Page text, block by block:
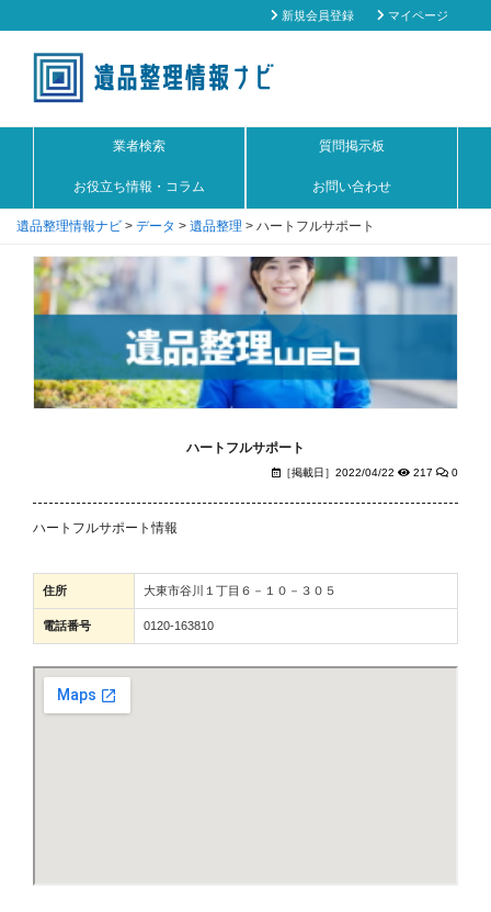
新規会員登録 マイページ
業者検索 質問掲示板
お役立ち情報・コラム お問い合わせ
遺品整理情報ナビ > データ > 遺品整理 > ハートフルサポート
ハートフルサポート
［掲載日］2022/04/22 217 0
ハートフルサポート情報
住所 大東市谷川１丁目６－１０－３０５
電話番号 0120-163810